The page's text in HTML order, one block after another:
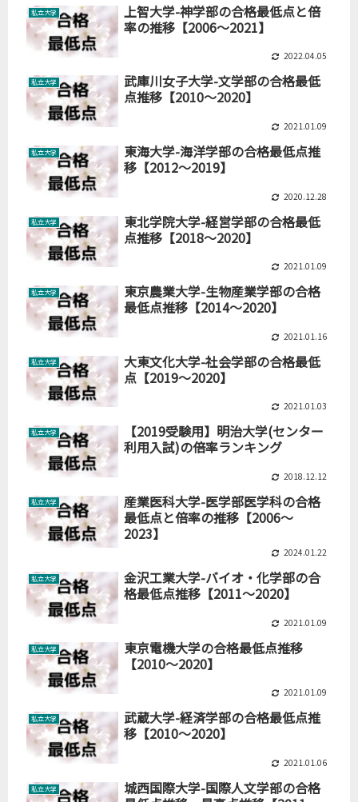
私立大学
上智大学-神学部の合格最低点と倍
率の推移【2006～2021】
2022.04.05
私立大学
武庫川女子大学-文学部の合格最低
点推移【2010～2020】
2021.01.09
私立大学
東海大学-海洋学部の合格最低点推
移【2012～2019】
2020.12.28
私立大学
東北学院大学-経営学部の合格最低
点推移【2018～2020】
2021.01.09
私立大学
東京農業大学-生物産業学部の合格
最低点推移【2014～2020】
2021.01.16
私立大学
大東文化大学-社会学部の合格最低
点【2019～2020】
2021.01.03
私立大学
【2019受験用】明治大学(センター
利用入試)の倍率ランキング
2018.12.12
私立大学
産業医科大学-医学部医学科の合格
最低点と倍率の推移【2006～
2023】
2024.01.22
私立大学
金沢工業大学-バイオ・化学部の合
格最低点推移【2011～2020】
2021.01.09
私立大学
東京電機大学の合格最低点推移
【2010～2020】
2021.01.09
私立大学
武蔵大学-経済学部の合格最低点推
移【2010～2020】
2021.01.06
私立大学
城西国際大学-国際人文学部の合格